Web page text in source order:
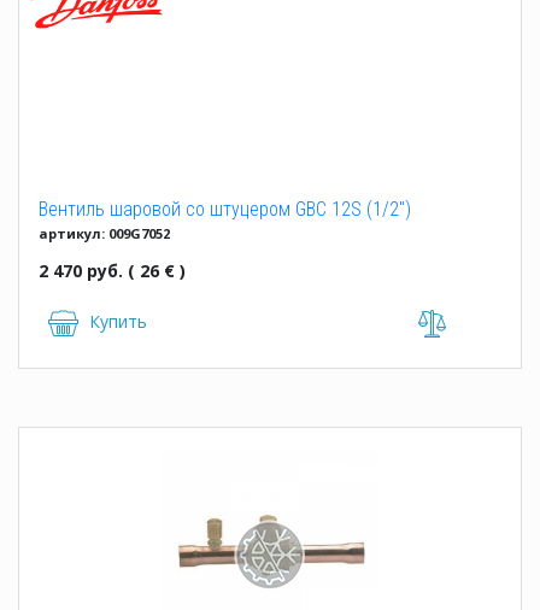
Вентиль шаровой со штуцером GBC 12S (1/2")
артикул: 009G7052
2 470 руб. ( 26 € )
Купить